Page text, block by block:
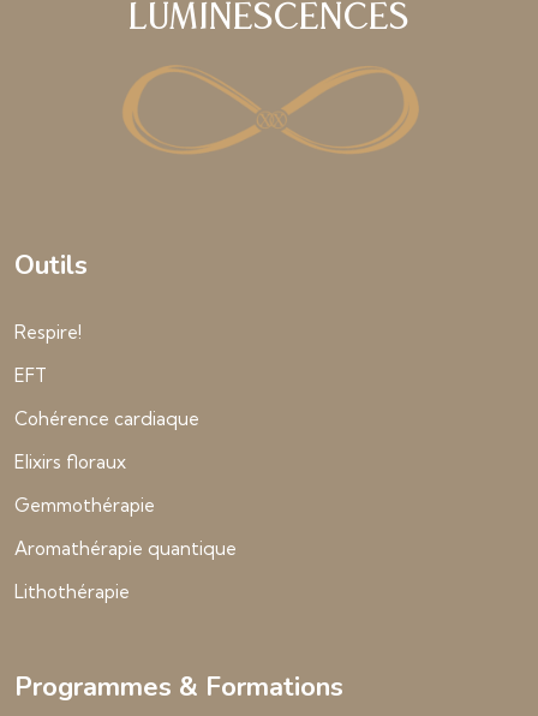
Luminescences
Outils
Respire!
EFT
Cohérence cardiaque
Elixirs floraux
Gemmothérapie
Aromathérapie quantique
Lithothérapie
Programmes & Formations